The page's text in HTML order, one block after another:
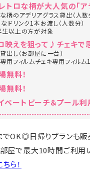
トロな柄が大人気の「
柄のアデリアグラス貸出（人数
ドリンク1本お渡し（人数分）
以上の方が対象
映えを狙って♪チェキで
出し（お部屋に一台）
用フィルムチェキ専用フィル
無料！
無料！
ベートビーチ＆プール利
OK◎日帰りプランも販
部屋で最大10時間ご利
ら！